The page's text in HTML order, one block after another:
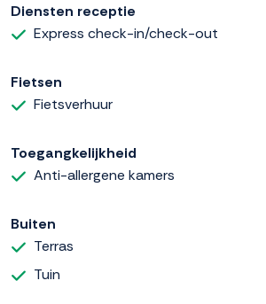
Diensten receptie
Express check-in/check-out
Fietsen
Fietsverhuur
Toegangkelijkheid
Anti-allergene kamers
Buiten
Terras
Tuin